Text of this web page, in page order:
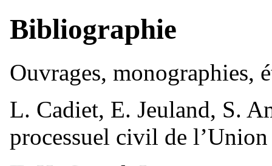
Bibliographie
Ouvrages, monographies,
L. Cadiet, E. Jeuland, S.
processuel civil de